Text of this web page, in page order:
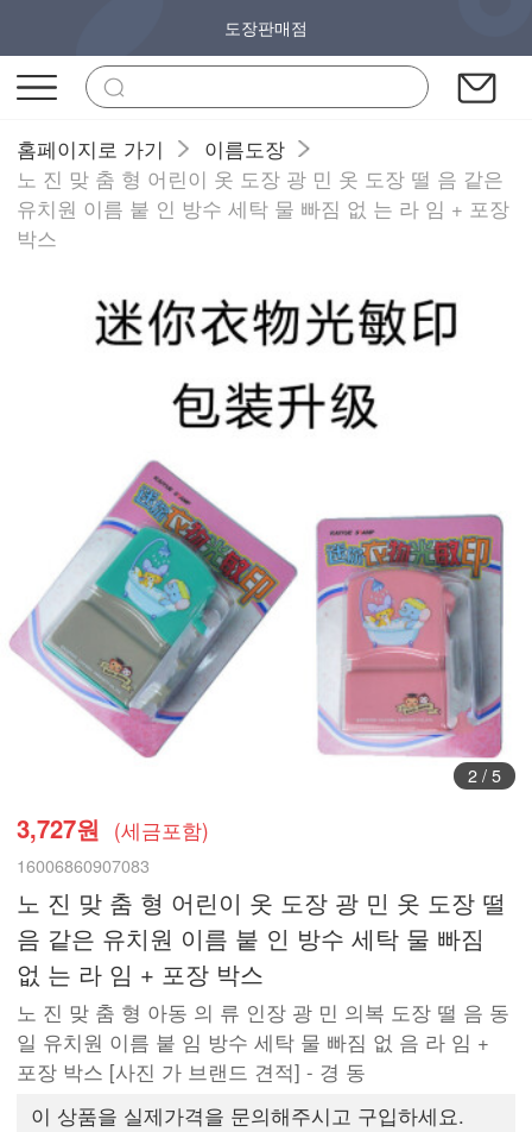
도장판매점
홈페이지로 가기
이름도장
노 진 맞 춤 형 어린이 옷 도장 광 민 옷 도장 떨 음 같은
유치원 이름 붙 인 방수 세탁 물 빠짐 없 는 라 임 + 포장
박스
3/ 5
3,727원 (세금포함)
16006860907083
노 진 맞 춤 형 어린이 옷 도장 광 민 옷 도장 떨
음 같은 유치원 이름 붙 인 방수 세탁 물 빠짐
없 는 라 임 + 포장 박스
노 진 맞 춤 형 아동 의 류 인장 광 민 의복 도장 떨 음 동
일 유치원 이름 붙 임 방수 세탁 물 빠짐 없 음 라 임 +
포장 박스 [사진 가 브랜드 견적] - 경 동
이 상품을 실제가격을 문의해주시고 구입하세요.